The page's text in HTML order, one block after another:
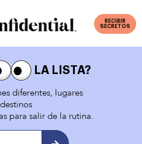
RECIBIR
SECRETOS
LA LISTA?
diferentes, lugares
para salir de la rutina.